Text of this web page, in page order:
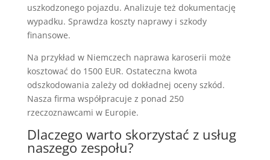
uszkodzonego pojazdu. Analizuje też dokumentację
wypadku. Sprawdza koszty naprawy i szkody
finansowe.
Na przykład w Niemczech naprawa karoserii może
kosztować do 1500 EUR. Ostateczna kwota
odszkodowania zależy od dokładnej oceny szkód.
Nasza firma współpracuje z ponad 250
rzeczoznawcami w Europie.
Dlaczego warto skorzystać z usług
naszego zespołu?